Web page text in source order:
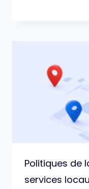
Politiques de
services